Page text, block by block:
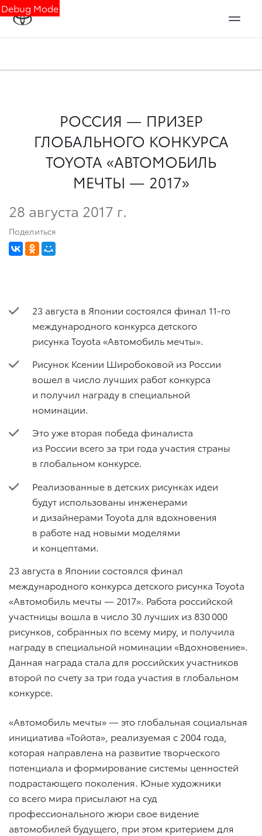
Debug Mode
РОССИЯ — ПРИЗЕР
ГЛОБАЛЬНОГО КОНКУРСА
TOYOTA «АВТОМОБИЛЬ
МЕЧТЫ — 2017»
28 августа 2017 г.
Поделиться
23 августа в Японии состоялся финал 11-го
международного конкурса детского
рисунка Toyota «Автомобиль мечты».
Рисунок Ксении Широбоковой из России
вошел в число лучших работ конкурса
и получил награду в специальной
номинации.
Это уже вторая победа финалиста
из России всего за три года участия страны
в глобальном конкурсе.
Реализованные в детских рисунках идеи
будут использованы инженерами
и дизайнерами Toyota для вдохновения
в работе над новыми моделями
и концептами.
23 августа в Японии состоялся финал
международного конкурса детского рисунка Toyota
«Автомобиль мечты — 2017». Работа российской
участницы вошла в число 30 лучших из 830 000
рисунков, собранных по всему миру, и получила
награду в специальной номинации «Вдохновение».
Данная награда стала для российских участников
второй по счету за три года участия в глобальном
конкурсе.
«Автомобиль мечты» — это глобальная социальная
инициатива «Тойота», реализуемая с 2004 года,
которая направлена на развитие творческого
потенциала и формирование системы ценностей
подрастающего поколения. Юные художники
со всего мира присылают на суд
профессионального жюри свое видение
автомобилей будущего, при этом критерием для